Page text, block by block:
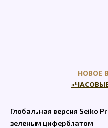
НОВОЕ
Глобальная версия Seiko
зеленым циферблатом